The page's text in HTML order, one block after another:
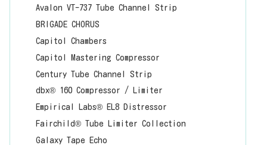
Avalon VT-737 Tube Channel Strip
BRIGADE CHORUS
Capitol Chambers
Capitol Mastering Compressor
Century Tube Channel Strip
dbx® 160 Compressor / Limiter
Empirical Labs® EL8 Distressor
Fairchild® Tube Limiter Collection
Galaxy Tape Echo